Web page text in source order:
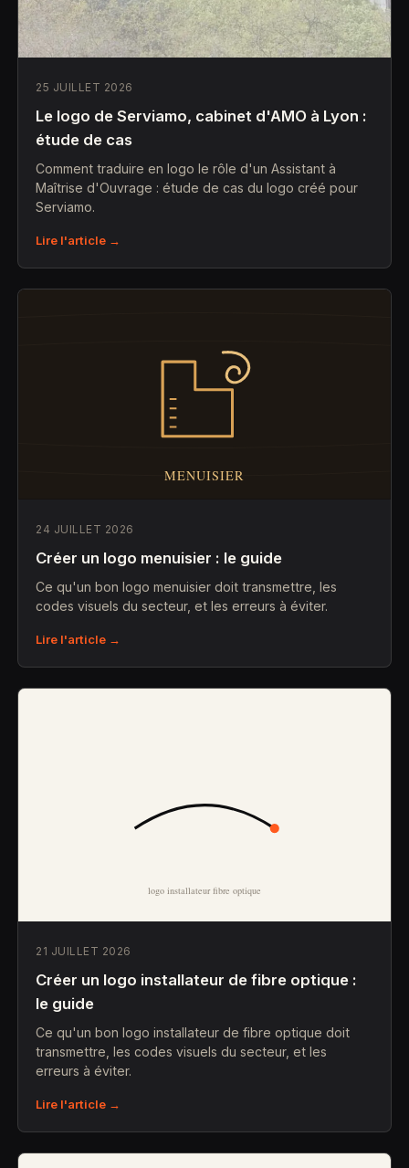
25 JUILLET 2026
Le logo de Serviamo, cabinet d'AMO à Lyon :
étude de cas
Comment traduire en logo le rôle d'un Assistant à
Maîtrise d'Ouvrage : étude de cas du logo créé pour
Serviamo.
Lire l'article →
24 JUILLET 2026
Créer un logo menuisier : le guide
Ce qu'un bon logo menuisier doit transmettre, les
codes visuels du secteur, et les erreurs à éviter.
Lire l'article →
21 JUILLET 2026
Créer un logo installateur de fibre optique :
le guide
Ce qu'un bon logo installateur de fibre optique doit
transmettre, les codes visuels du secteur, et les
erreurs à éviter.
Lire l'article →